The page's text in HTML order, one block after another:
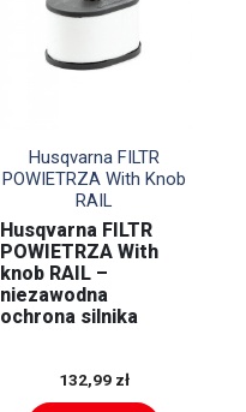
Szybki podgląd
Husqvarna FILTR
POWIETRZA With Knob
RAIL
Husqvarna FILTR
POWIETRZA With
knob RAIL –
niezawodna
ochrona silnika
132,99 zł